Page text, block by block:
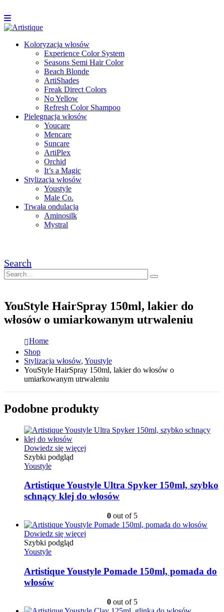
Koloryzacja włosów
Experience Color System
Seasons Semi Hair Color
Beach Blonde
ArtiShades
Freak Direct Colors
No Yellow
Refresh Color Shampoo
Pielęgnacja włosów
Youcare
Mencare
Suncare
ArtiPlex
Orchid
It’s a Magic
Stylizacja włosów
Youstyle
Male Co.
Trwała ondulacja
Aminosilk
Mystral
Search
YouStyle HairSpray 150ml, lakier do
włosów o umiarkowanym utrwaleniu
Home
Shop
Stylizacja włosów, Youstyle
YouStyle HairSpray 150ml, lakier do włosów o
umiarkowanym utrwaleniu
Podobne produkty
Dowiedz się więcej
Szybki podgląd
Youstyle
Artistique Youstyle Ultra Spyker 150ml, szybko
schnący klej do włosów
0out of 5
Dowiedz się więcej
Szybki podgląd
Youstyle
Artistique Youstyle Pomade 150ml, pomada do
włosów
0out of 5